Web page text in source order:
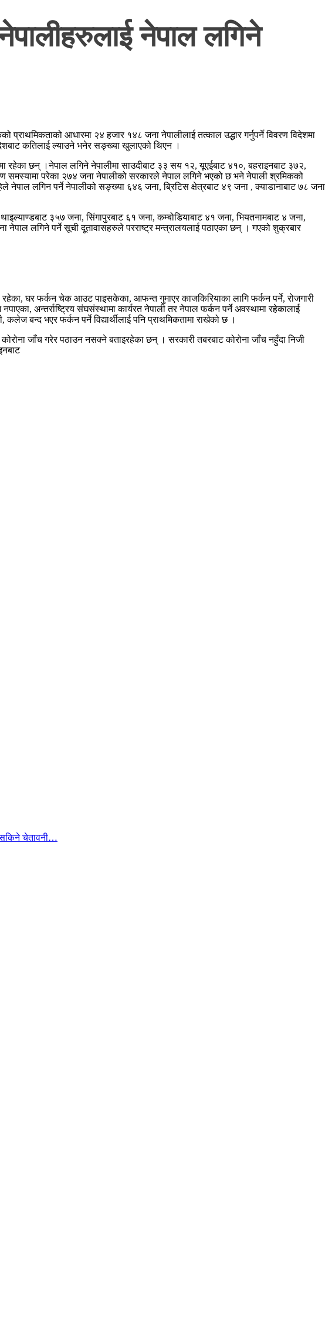
नेपाल लगिने
आधारमा २४ हजार १४८ जना नेपालीलाई तत्काल उद्धार गर्नुपर्ने विवरण विदेशमा
कतिलाई ल्याउने भनेर सङ्ख्या खुलाएको थिएन ।
रहेका छन् ।नेपाल लगिने नेपालीमा साउदीबाट ३३ सय १२, यूएईबाट ४१०, बहराइनबाट ३७२,
समस्यामा परेका २७४ जना नेपालीको सरकारले नेपाल लगिने भएको छ भने नेपाली श्रमिकको
लगिन पर्ने नेपालीको सङ्ख्या ६४६ जना, ब्रिटिस क्षेत्रबाट ४९ जना , क्याडानाबाट ७८ जना
३५७ जना, सिंगापुरबाट ६१ जना, कम्बोडियाबाट ४१ जना, भियतनामबाट ४ जना,
लगिने पर्ने सूची दूतावासहरुले परराष्ट्र मन्त्रालयलाई पठाएका छन् । गएको शुक्रबार
घर फर्कन चेक आउट पाइसकेका, आफन्त गुमाएर काजकिरियाका लागि फर्कन पर्ने, रोजगारी
अन्तर्राष्ट्रिय संघसंस्थामा कार्यरत नेपाली तर नेपाल फर्कन पर्ने अवस्थामा रहेकालाई
बन्द भएर फर्कन पर्ने विद्यार्थीलाई पनि प्राथमिकतामा राखेको छ ।
जाँच गरेर पठाउन नसक्ने बताइरहेका छन् । सरकारी तबरबाट कोरोना जाँच नहुँदा निजी
नसकिने चेतावनी…